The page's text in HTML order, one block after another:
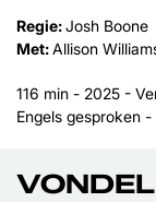
Regie:Josh Boone
Met:Allison
116 min - 2025 -
Engels gesproken